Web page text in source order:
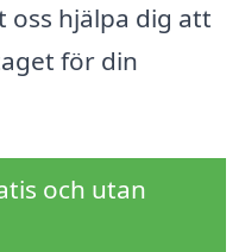
oss hjälpa dig att
för din
och utan